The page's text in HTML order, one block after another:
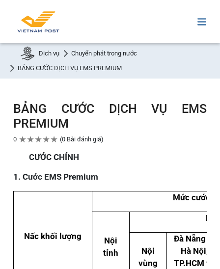
Dịch vụ
Chuyển phát trong nước
BẢNG CƯỚC DỊCH VỤ EMS PREMIUM
BẢNG CƯỚC DỊCH VỤ EMS
PREMIUM
0 ★★★★★ 0 Bài đánh giá
CƯỚC CHÍNH
1. Cước EMS Premium
Nấc khối lượng
Mức cước
Nội
tỉnh
Nội
vùng
Đà Nẵng đi
Hà Nội,
TP.HCM và